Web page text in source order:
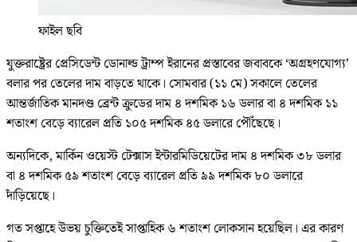
ফাইল ছবি
যুক্তরাষ্ট্রের প্রেসিডেন্ট ডোনাল্ড ট্রাম্প ইরানের প্রস্তাবের জবাবকে ‘অগ্রহণযোগ্য’
বলার পর তেলের দাম বাড়তে থাকে। সোমবার (১১ মে) সকালে তেলের
আন্তর্জাতিক মানদণ্ড ব্রেন্ট ক্রুডের দাম ৪ দশমিক ১৬ ডলার বা ৪ দশমিক ১১
শতাংশ বেড়ে ব্যারেল প্রতি ১০৫ দশমিক ৪৫ ডলারে পৌঁছেছে।
অন্যদিকে, মার্কিন ওয়েস্ট টেক্সাস ইন্টারমিডিয়েটের দাম ৪ দশমিক ৩৮ ডলার
বা ৪ দশমিক ৫৯ শতাংশ বেড়ে ব্যারেল প্রতি ৯৯ দশমিক ৮০ ডলারে
দাঁড়িয়েছে।
গত সপ্তাহে উভয় চুক্তিতেই সাপ্তাহিক ৬ শতাংশ লোকসান হয়েছিল। এর কারণ